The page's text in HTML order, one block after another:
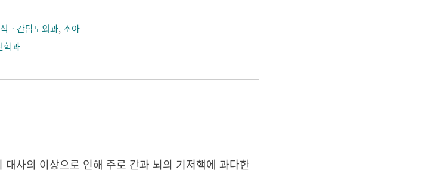
ㆍ간담도외과,소아
학과
의 이상으로 인해 주로 간과 뇌의 기저핵에 과다한